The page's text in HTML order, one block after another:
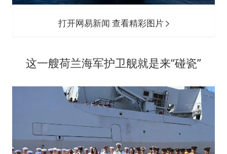
打开网易新闻 查看精彩图片
这一艘荷兰海军护卫舰就是来“碰瓷”